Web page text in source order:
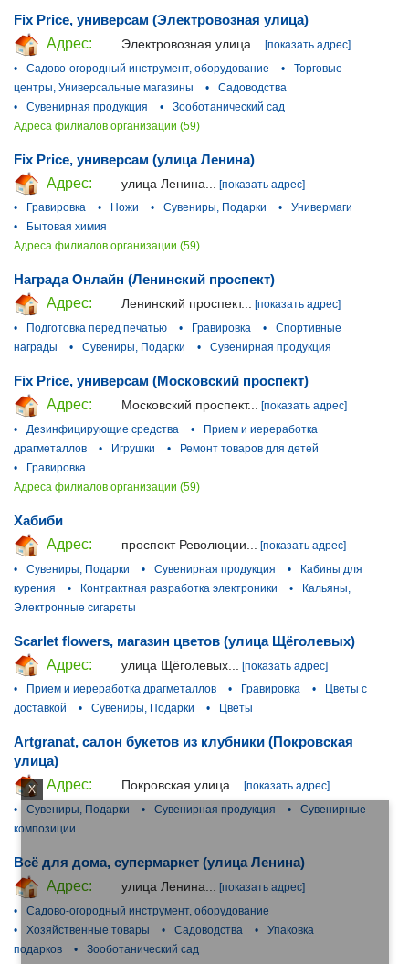
X
Fix Price, универсам (Электровозная улица)
Адрес:
Электровозная улица...
[показать адрес]
•
Садово-огородный инструмент, оборудование •
Торговые
центры, Универсальные магазины
•
Садоводства
•
Сувенирная продукция •
Зооботанический сад
Адреса филиалов организации (59)
Fix Price, универсам (улица Ленина)
Адрес:
улица Ленина...
[показать адрес]
•
Гравировка • Ножи • Сувениры, Подарки •
Универмаги
•
Бытовая химия
Адреса филиалов организации (59)
Награда Онлайн (Ленинский проспект)
Адрес:
Ленинский проспект... [показать адрес]
•
Подготовка перед печатью • Гравировка •
Спортивные
награды
• Сувениры, Подарки • Сувенирная продукция
Fix Price, универсам (Московский проспект)
Адрес:
Московский проспект...
[показать адрес]
•
Дезинфицирующие средства •
Прием и иереработка
драгметаллов
• Игрушки •
Ремонт товаров для детей
•
Гравировка
Адреса филиалов организации (59)
Хабиби
Адрес:
проспект Революции...
[показать адрес]
•
Сувениры, Подарки • Сувенирная продукция •
Кабины для
курения
• Контрактная разработка электроники •
Кальяны,
Электронные сигареты
Scarlet flowers, магазин цветов (улица Щёголевых)
Адрес:
улица Щёголевых...
[показать адрес]
•
Прием и иереработка драгметаллов • Гравировка •
Цветы с
доставкой
• Сувениры, Подарки • Цветы
Artgranat, салон букетов из клубники (Покровская
улица)
Адрес:
Покровская улица... [показать адрес]
•
Сувениры, Подарки • Сувенирная продукция •
Сувенирные
композиции
Всё для дома, супермаркет (улица Ленина)
Адрес:
улица Ленина...
[показать адрес]
•
Садово-огородный инструмент, оборудование
•
Хозяйственные товары • Садоводства •
Упаковка
подарков
•
Зооботанический сад